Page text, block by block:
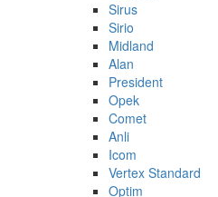
Sirus
Sirio
Midland
Alan
President
Opek
Comet
Anli
Icom
Vertex Standard
Optim